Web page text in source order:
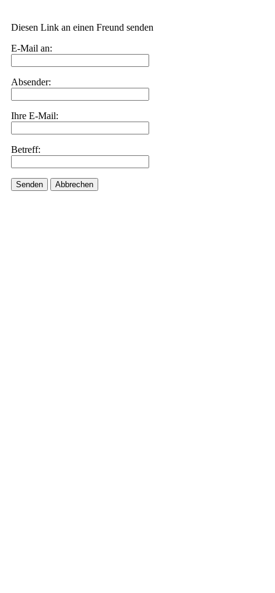
Diesen Link an einen Freund senden
E-Mail an:
Absender:
Ihre E-Mail:
Betreff:
Senden Abbrechen